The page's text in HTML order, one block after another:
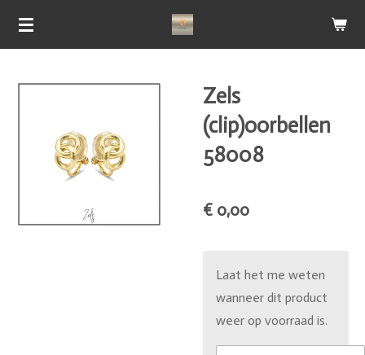
Ga
de
Zels
(clip)oorbellen
58008
€ 0,00
Laat het me weten
wanneer dit product
weer op voorraad is.